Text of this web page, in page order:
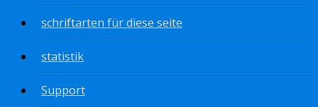
schriftarten für diese seite
statistik
Support